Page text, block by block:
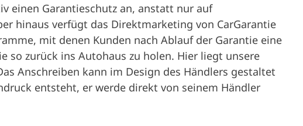
einen Garantieschutz an, anstatt nur auf
hinaus verfügt das Direktmarketing von CarGarantie
mit denen Kunden nach Ablauf der Garantie eine
so zurück ins Autohaus zu holen. Hier liegt unsere
Anschreiben kann im Design des Händlers gestaltet
entsteht, er werde direkt von seinem Händler